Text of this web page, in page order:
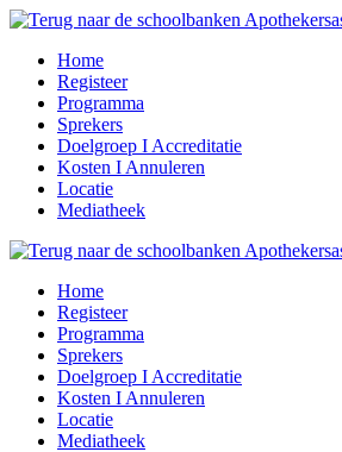
Home
Registeer
Programma
Sprekers
Doelgroep I Accreditatie
Kosten I Annuleren
Locatie
Mediatheek
Home
Registeer
Programma
Sprekers
Doelgroep I Accreditatie
Kosten I Annuleren
Locatie
Mediatheek